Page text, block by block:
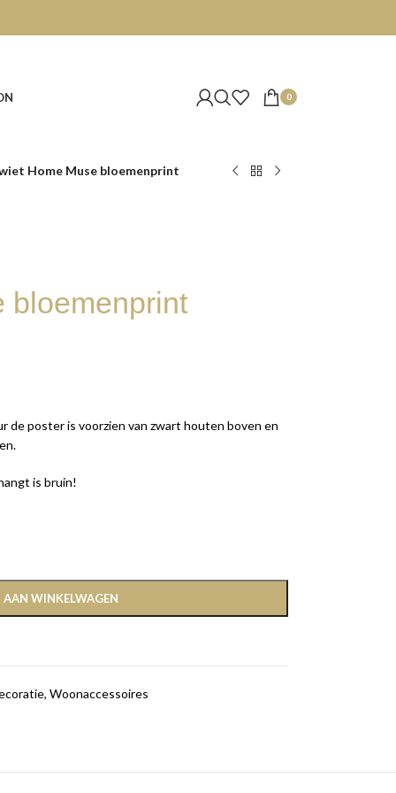
0
Home Muse bloemenprint
bloemenprint
de poster is voorzien van zwart houten boven en
is bruin!
AAN WINKELWAGEN
, Woonaccessoires